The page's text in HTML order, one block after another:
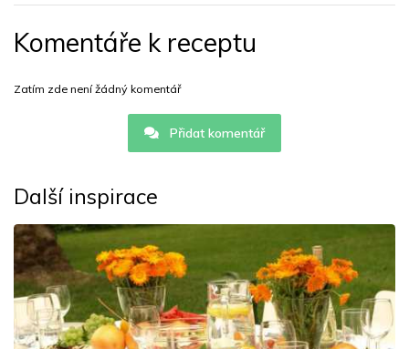
Komentáře k receptu
Zatím zde není žádný komentář
Přidat komentář
Další inspirace